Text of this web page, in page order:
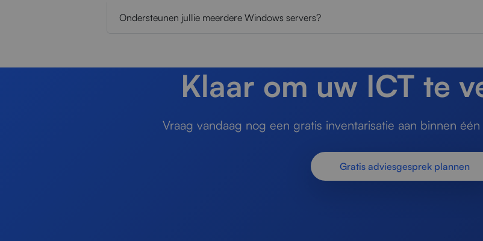
Ondersteunen jullie meerdere Windows servers?
Klaar om uw ICT te
Vraag vandaag nog een gratis inventarisatie aan binnen
Gratis adviesgesprek plannen